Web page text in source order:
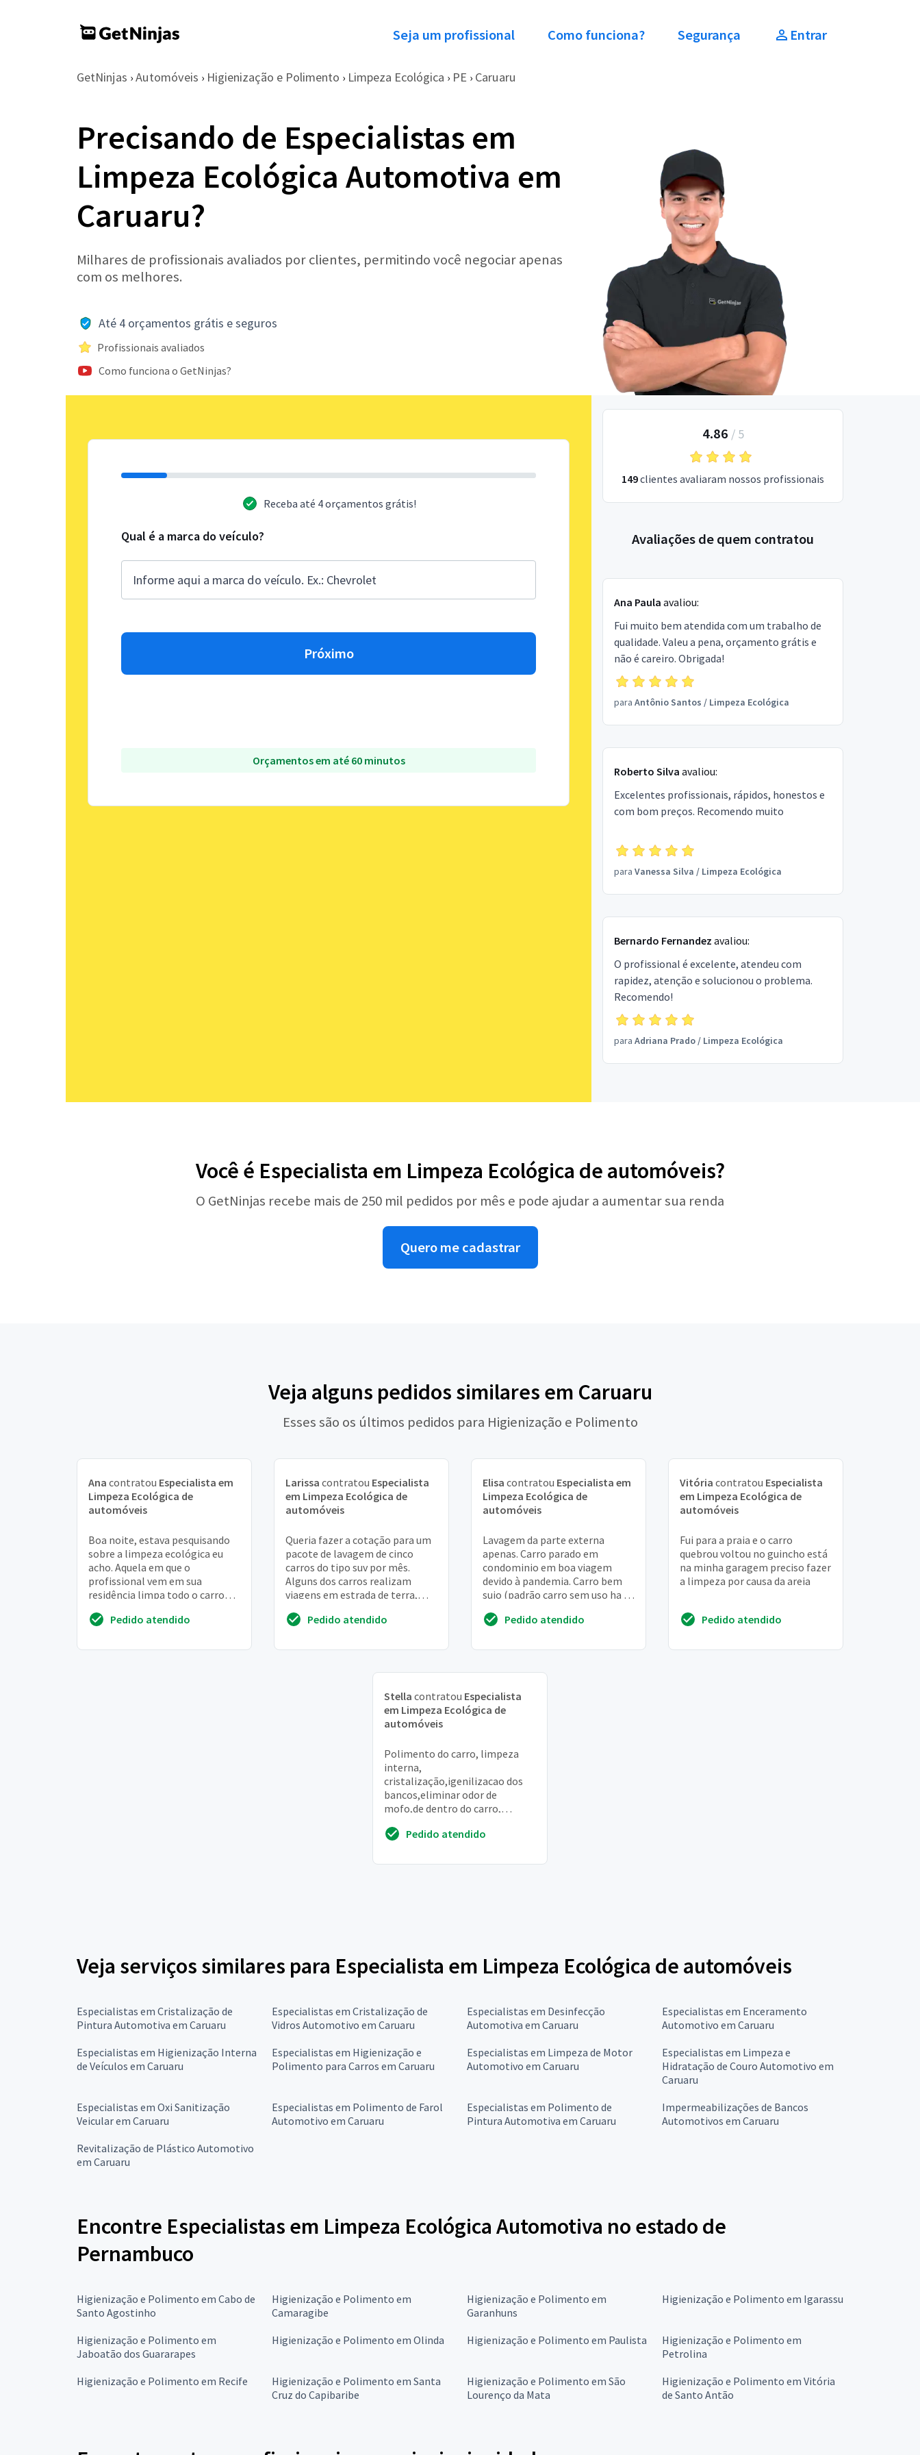
Seja um profissional Como funciona? Segurança Entrar
GetNinjas › Automóveis › Higienização e Polimento › Limpeza Ecológica › PE › Caruaru
Precisando de Especialistas em
Limpeza Ecológica Automotiva em
Caruaru?
Milhares de profissionais avaliados por clientes, permitindo você negociar apenas
com os melhores.
Até 4 orçamentos grátis e seguros
Profissionais avaliados
Como funciona o GetNinjas?
Receba até 4 orçamentos grátis!
Qual é a marca do veículo?
Próximo
Orçamentos em até 60 minutos
4.86 / 5
149clientes avaliaram nossos profissionais
Avaliações de quem contratou
Ana Paula avaliou:
Fui muito bem atendida com um trabalho de
qualidade. Valeu a pena, orçamento grátis e
não é careiro. Obrigada!
para Antônio Santos / Limpeza Ecológica
Roberto Silva avaliou:
Excelentes profissionais, rápidos, honestos e
com bom preços. Recomendo muito
para Vanessa Silva / Limpeza Ecológica
Bernardo Fernandez avaliou:
O profissional é excelente, atendeu com
rapidez, atenção e solucionou o problema.
Recomendo!
para Adriana Prado/ Limpeza Ecológica
Você é Especialista em Limpeza Ecológica de automóveis?
O GetNinjas recebe mais de 250 mil pedidos por mês e pode ajudar a aumentar sua renda
Quero me cadastrar
Veja alguns pedidos similares em Caruaru
Esses são os últimos pedidos para Higienização e Polimento
Ana contratou Especialista em
Limpeza Ecológica de
automóveis
Boa noite, estava pesquisando
sobre a limpeza ecológica eu
acho. Aquela em que o
profissional vem em sua
residência limpa todo o carro
Pedido atendido
Larissa contratou Especialista
em Limpeza Ecológica de
automóveis
Queria fazer a cotação para um
pacote de lavagem de cinco
carros do tipo suv por mês.
Alguns dos carros realizam
viagens em estrada de terra,
remover sujeiras ...
Pedido atendido
Elisa contratou Especialista em
Limpeza Ecológica de
automóveis
Lavagem da parte externa
apenas. Carro parado em
condominio em boa viagem
devido à pandemia. Carro bem
sujo (padrão carro sem uso ha 1
Apenas área externa. Limp...
Pedido atendido
Vitória contratou Especialista
em Limpeza Ecológica de
automóveis
Fui para a praia e o carro
quebrou voltou no guincho está
na minha garagem preciso fazer
a limpeza por causa da areia
Pedido atendido
Stella contratou Especialista
em Limpeza Ecológica de
automóveis
Polimento do carro, limpeza
interna,
cristalização,igenilizacao dos
bancos,eliminar odor de
mofo,de dentro do carro,
novo,limpeza do subteto, por
Pedido atendido
Veja serviços similares para Especialista em Limpeza Ecológica de automóveis
Especialistas em Cristalização de
Pintura Automotiva em Caruaru
Especialistas em Cristalização de
Vidros Automotivo em Caruaru
Especialistas em Desinfecção
Automotiva em Caruaru
Especialistas em Enceramento
Automotivo em Caruaru
Especialistas em Higienização Interna
de Veículos em Caruaru
Especialistas em Higienização e
Polimento para Carros em Caruaru
Especialistas em Limpeza de Motor
Automotivo em Caruaru
Especialistas em Limpeza e
Hidratação de Couro Automotivo em
Caruaru
Especialistas em Oxi Sanitização
Veicular em Caruaru
Especialistas em Polimento de Farol
Automotivo em Caruaru
Especialistas em Polimento de
Pintura Automotiva em Caruaru
Impermeabilizações de Bancos
Automotivos em Caruaru
Revitalização de Plástico Automotivo
em Caruaru
Encontre Especialistas em Limpeza Ecológica Automotiva no estado de
Pernambuco
Higienização e Polimento em Cabo de
Santo Agostinho
Higienização e Polimento em
Camaragibe
Higienização e Polimento em
Garanhuns
Higienização e Polimento em Igarassu
Higienização e Polimento em
Jaboatão dos Guararapes
Higienização e Polimento em Olinda Higienização e Polimento em Paulista
Higienização e Polimento em
Petrolina
Higienização e Polimento em Recife
Higienização e Polimento em Santa
Cruz do Capibaribe
Higienização e Polimento em São
Lourenço da Mata
Higienização e Polimento em Vitória
de Santo Antão